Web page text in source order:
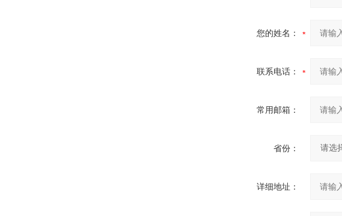
您的姓名：
联系电话：
常用邮箱：
省份：
详细地址：